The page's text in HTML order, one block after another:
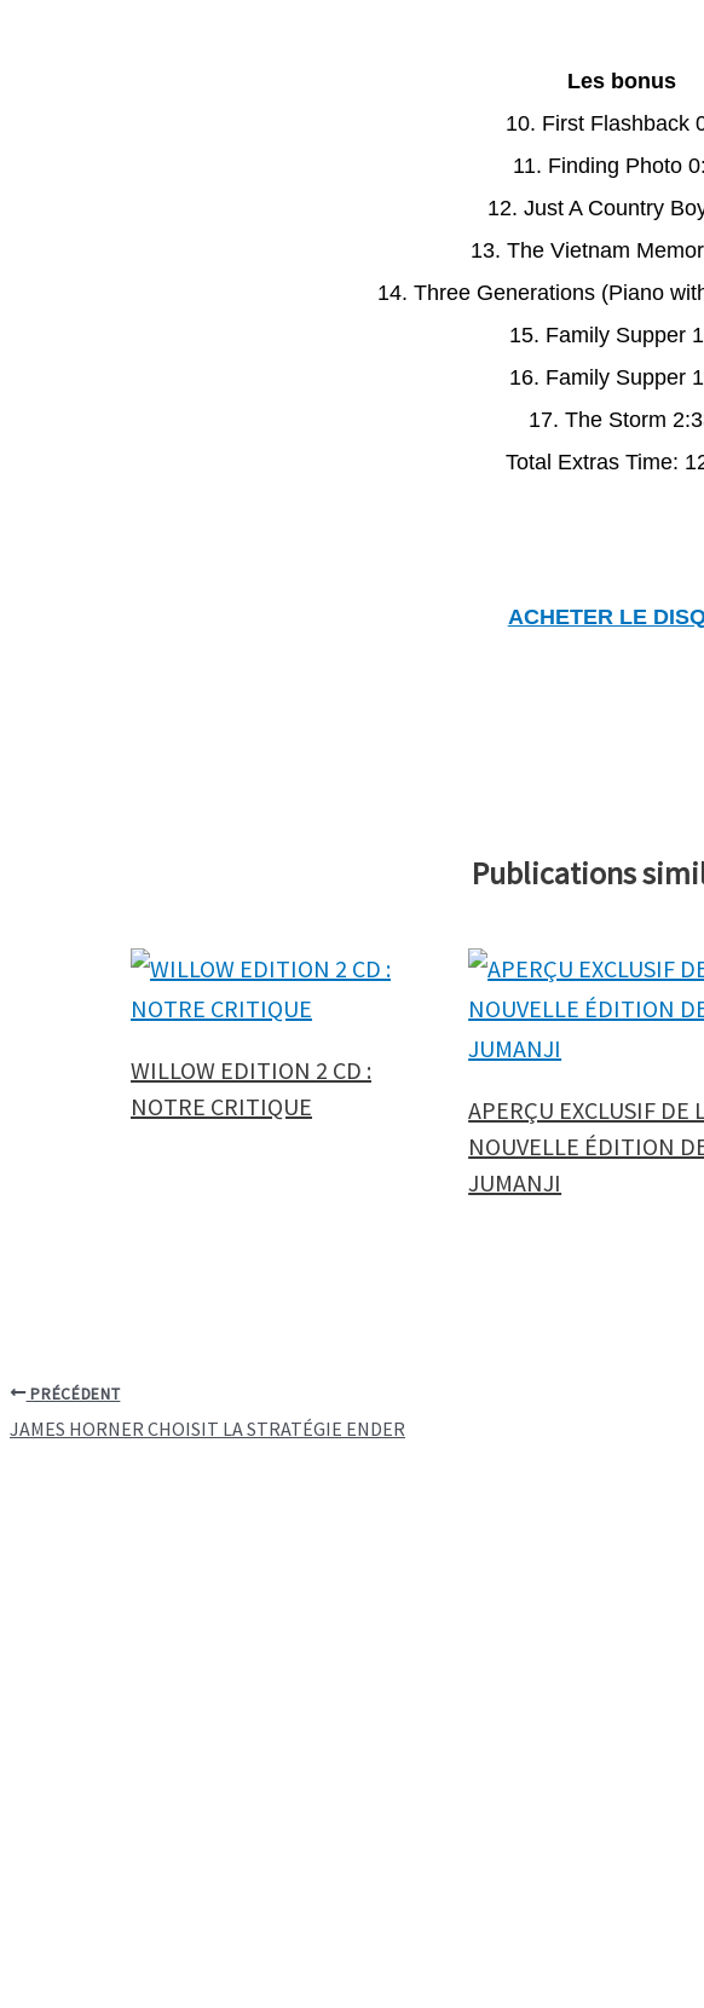
Les bonus
10. First Flashback
11. Finding Photo
12. Just A Country
13. The Vietnam
14. Three Generations (Piano
15. Family Supper
16. Family Supper
17. The Storm
Total Extras Time:
ACHETER LE
Publications
WILLOW EDITION 2 CD :
NOTRE CRITIQUE
APERÇU EXCLUSIF DE
NOUVELLE ÉDITION
JUMANJI
PRÉCÉDENT
JAMES HORNER CHOISIT LA STRATÉGIE ENDER